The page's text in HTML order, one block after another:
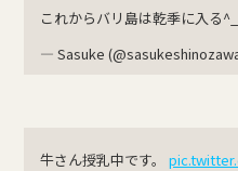
これからバリ島は乾季に入る
— Sasuke
牛さん授乳中です。